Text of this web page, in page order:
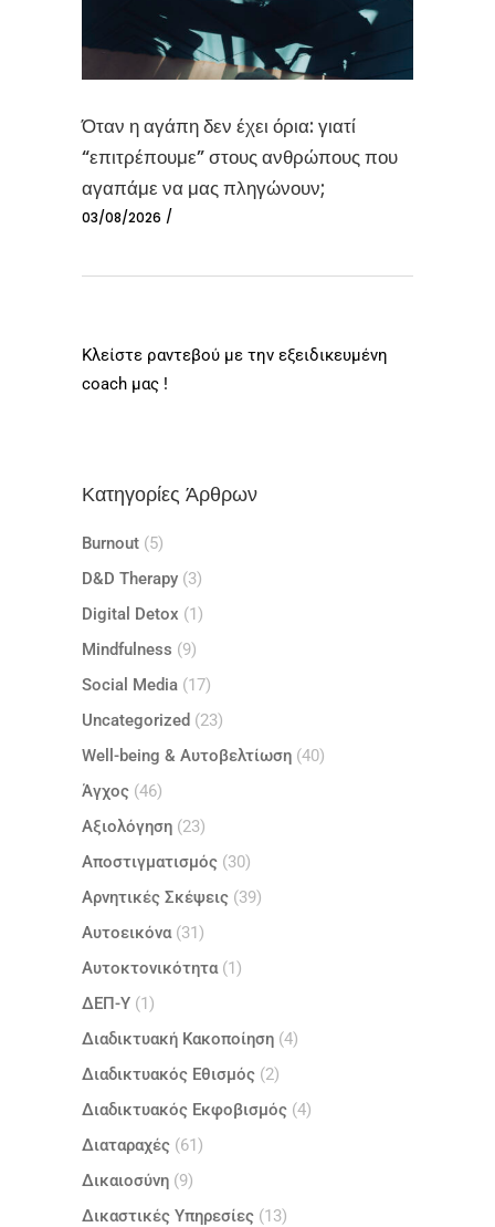
Όταν η αγάπη δεν έχει όρια: γιατί
“επιτρέπουμε” στους ανθρώπους που
αγαπάμε να μας πληγώνουν;
03/08/2026
Κλείστε ραντεβού με την εξειδικευμένη
coach μας !
Κατηγορίες Άρθρων
Burnout (5)
D&D Therapy (3)
Digital Detox (1)
Mindfulness (9)
Social Media (17)
Uncategorized (23)
Well-being & Αυτοβελτίωση (40)
Άγχος (46)
Αξιολόγηση (23)
Αποστιγματισμός (30)
Αρνητικές Σκέψεις (39)
Αυτοεικόνα(31)
Αυτοκτονικότητα(1)
ΔΕΠ-Υ (1)
Διαδικτυακή Κακοποίηση (4)
Διαδικτυακός Εθισμός (2)
Διαδικτυακός Εκφοβισμός (4)
Διαταραχές (61)
Δικαιοσύνη (9)
Δικαστικές Υπηρεσίες (13)